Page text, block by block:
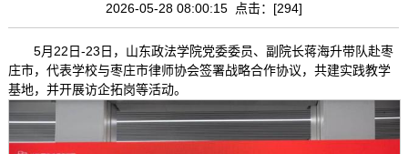
2026-05-28 08:00:15 点击：[294]
5月22日-23日，山东政法学院党委委员、副院长蒋海升带队赴枣
庄市，代表学校与枣庄市律师协会签署战略合作协议，共建实践教学
基地，并开展访企拓岗等活动。